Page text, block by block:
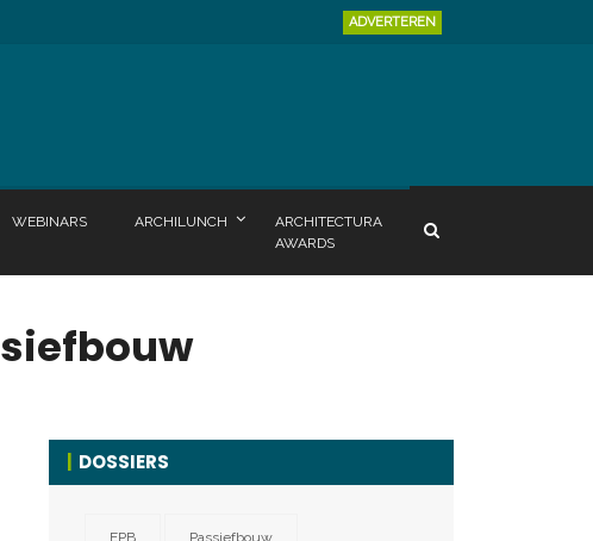
ADVERTEREN
WEBINARS ARCHILUNCH
ARCHITECTURA
AWARDS
DOSSIERS